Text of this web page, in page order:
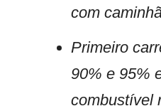
com
Primeiro
90% e 95%
combustível